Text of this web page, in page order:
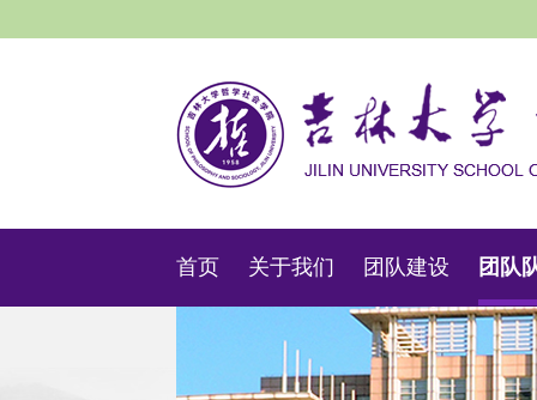
首页 关于我们 团队建设 团队